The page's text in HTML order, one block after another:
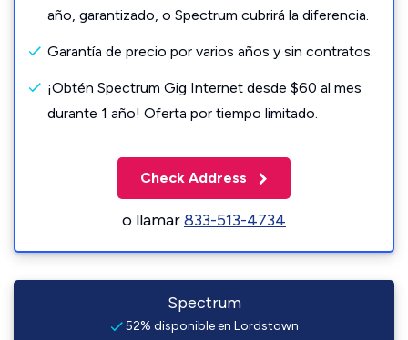
año, garantizado, o Spectrum cubrirá la diferencia.
Garantía de precio por varios años y sin contratos.
¡Obtén Spectrum Gig Internet desde $60 al mes
durante 1 año! Oferta por tiempo limitado.
Check Address
o llamar833-513-4734
Spectrum
52% disponible en Lordstown